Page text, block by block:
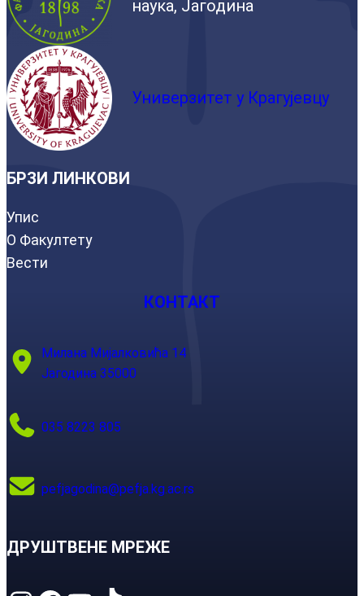
наука, Јагодина
Универзитет у Крагујевцу
БРЗИ ЛИНКОВИ
Упис
О Факултету
Вести
КОНТАКТ
Милана Мијалковића 14
Јагодина 35000
035 8223 805
pefjagodina@pefja.kg.ac.rs
ДРУШТВЕНЕ МРЕЖЕ